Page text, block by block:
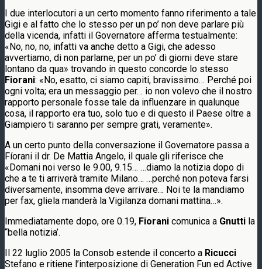
I due interlocutori a un certo momento fanno riferimento a tale
Gigi e al fatto che lo stesso per un po’ non deve parlare più
della vicenda, infatti il Governatore afferma testualmente:
«No, no, no, infatti va anche detto a Gigi, che adesso
avvertiamo, di non parlarne, per un po’ di giorni deve stare
lontano da qua» trovando in questo concorde lo stesso
Fiorani: «No, esatto, ci siamo capiti, bravissimo… Perché poi
ogni volta; era un messaggio per… io non volevo che il nostro
rapporto personale fosse tale da influenzare in qualunque
cosa, il rapporto era tuo, solo tuo e di questo il Paese oltre a
Giampiero ti saranno per sempre grati, veramente».
A un certo punto della conversazione il Governatore passa a
Fíorani il dr. De Mattia Angelo, il quale gli riferisce che
«Domani noi verso le 9.00, 9.15… …diamo la notizia dopo di
che a te ti arriverà tramite Milano… …perché non poteva farsi
diversamente, insomma deve arrivare… Noi te la mandiamo
per fax, gliela manderà la Vigilanza domani mattina…».
Immediatamente dopo, ore 0.19, Fiorani comunica a Gnutti la
“bella notizia’.
Il 22 luglio 2005 la Consob estende il concerto a Ricucci
Stefano e ritiene l’interposizione di Generation Fun ed Active